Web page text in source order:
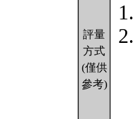
評量
方式
(僅供
參考)